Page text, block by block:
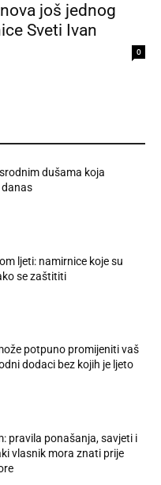
još jednog
Sveti Ivan
0
dušama koja
danas
ljeti: namirnice koje su
se zaštititi
potpuno promijeniti vaš
dodaci bez kojih je ljeto
pravila ponašanja, savjeti i
vlasnik mora znati prije